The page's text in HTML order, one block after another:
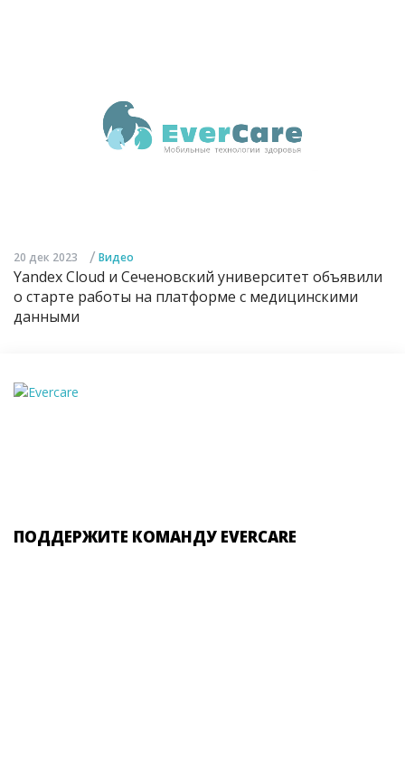
20 дек 2023 / Видео
Yandex Cloud и Сеченовский университет объявили
о старте работы на платформе с медицинскими
данными
ПОДДЕРЖИТЕ КОМАНДУ EVERCARE